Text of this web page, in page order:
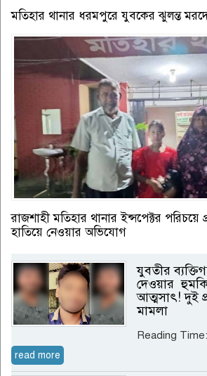
মতিহার থানার ধরমপুরে যুবকের ঝুলন্ত
রাজশাহী মতিহার থানার ইন্সপেক্টর পরিচয়ে
হাতিয়ে নেওয়ার অভিযোগ
যুবতীর
দেওয়ার
আত্মসাৎ! দুই
মামলা
Reading
read more